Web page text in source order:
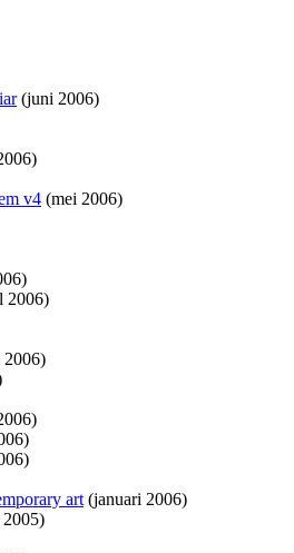
(juni 2006)
v4 (mei 2006)
2006)
2006)
art(januari 2006)